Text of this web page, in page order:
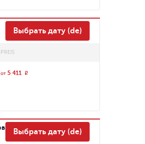
Выбрать дату (de)
PREIS
от 5 411 r
Выбрать дату (de)